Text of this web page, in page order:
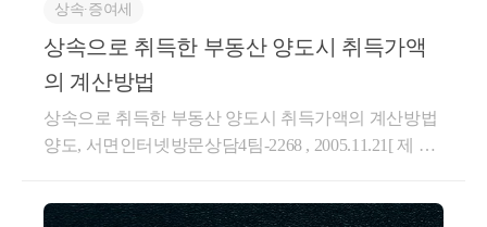
에 그 직계비속 또는 배우자가 있는 때에는 그 직계비
속 또는 배우자가 사망하거나 결격된 자의 순위에 갈
음하여 상속인이 됩니다.즉, 상속인이 먼저 사망한 경
된다는 것입니다.대습상속은 보통, 자녀가 혼인하여
가정을 꾸린 뒤에 일찍 사망한 경우에 발생됩니다.이
미 사망하였기에, 상속재산을 주지 않아도 된다고 생
가액 or 시가표준액필요경비취득세, 취득 부대비용 및
양도비용 or 필요경비개산공제장기보유특별공제적용
불가다른 양도자산 합산부동산 및 부동산을 취득할 수
있는 권리(분양권 등), 영업권, 회원권 등신고,납부기한
양도한 날이 속한 달의 말일부터 2개월 이내3) 상속, 증
여세상속과 증여를 통해 골프회원권을 취득하는 경우
여일 현재의 시가로 평가하게 되어 있습니다.만약, 시
양수도 혹은 고가양수도로 진행하는 것이 오히려 불리
할 수 있습니다.저희 세무회계 장성은납세자별로 맞춤
시점의 세금으로만 판단하지 않습니다.추후 발생할 상
속까지 고려하여종국적으로 절세가 되는 최종 절세액
에 집중합니다.친절한소통과 꼼꼼한검토가 가능한 세
적의 절세안을 도출합니다.이상 세무회계 장성의 신세
실하신 경우도 있어서과세표준이 직접 든 공사비가 아
닌시가표준액으로 산정하여소액의 취득세를 내는 경
후 양도하게 된다면 어떻게 양도세가 계산될까요?매
매 물건처럼 '취득시 매매가액'이 명확히 나오지 않기
때문에실무상 어려움을 겪는 경우가 많고납세자 분들
건물의양도 관련 이슈를 확인해보도록 하겠습니다.신
상속∙증여세
상속으로 취득한 부동산 양도시 취득가액
의 계산방법
상속으로 취득한 부동산 양도시 취득가액의 계산방법
양도, 서면인터넷방문상담4팀-2268 , 2005.11.21[ 제 목
[ 요 지 ]상속으로 취득한 부동산의 양도차익을 실지거